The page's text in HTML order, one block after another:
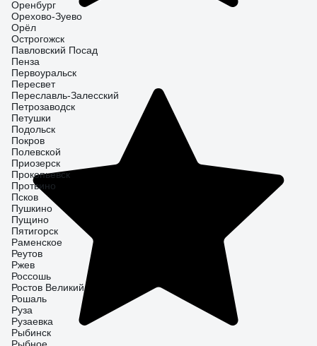
Оренбург
Орехово-Зуево
Орёл
Острогожск
Павловский Посад
Пенза
Первоуральск
Пересвет
Переславль-Залесский
Петрозаводск
Петушки
Подольск
Покров
Полевской
Приозерск
Прокопьевск
Протвино
Псков
Пушкино
Пущино
Пятигорск
Раменское
Реутов
Ржев
Россошь
Ростов Великий
Рошаль
Руза
Рузаевка
Рыбинск